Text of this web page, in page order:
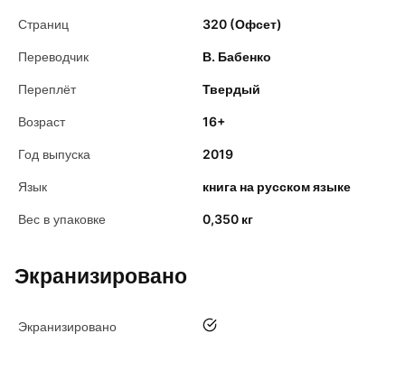
Страниц 320 (Офсет)
Переводчик В. Бабенко
Переплёт Твердый
Возраст 16+
Год выпуска 2019
Язык книга на русском языке
Вес в упаковке 0,350 кг
Экранизировано
Экранизировано да